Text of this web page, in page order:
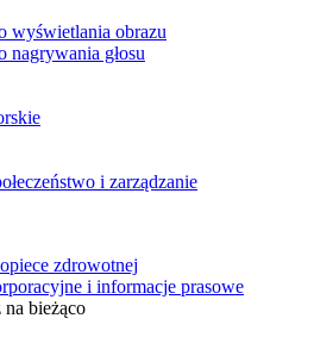
wyświetlania obrazu
nagrywania głosu
i zarządzanie
zdrowotnej
i informacje prasowe
na bieżąco